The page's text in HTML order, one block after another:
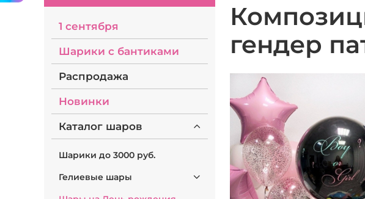
1 сентября
Шарики с бантиками
Распродажа
Новинки
Каталог шаров
Шарики до 3000 руб.
Гелиевые шары
гендер